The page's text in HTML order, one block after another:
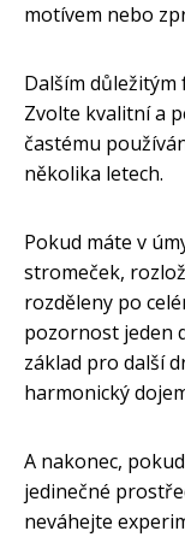
motívem nebo
Dalším
Zvolte kvalitní a
častému
několika letech.
Pokud máte v
stromeček,
rozděleny po
pozornost jeden
základ pro další
harmonický
A nakonec,
jedinečné
neváhejte